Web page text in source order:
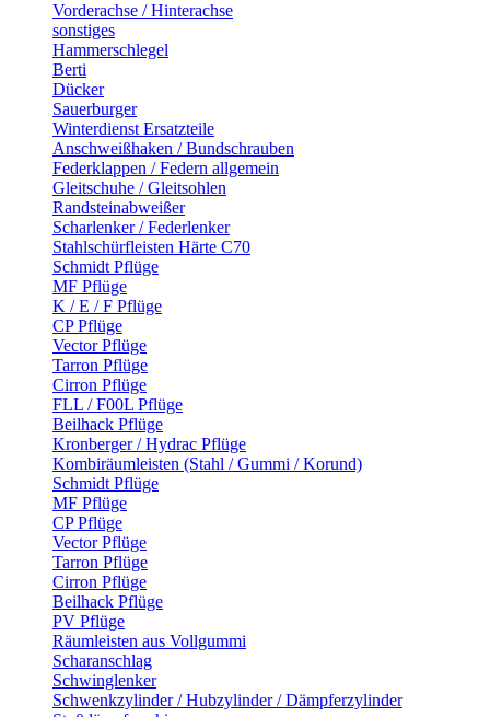
Vorderachse / Hinterachse
sonstiges
Hammerschlegel
Berti
Dücker
Sauerburger
Winterdienst Ersatzteile
Anschweißhaken / Bundschrauben
Federklappen / Federn allgemein
Gleitschuhe / Gleitsohlen
Randsteinabweißer
Scharlenker / Federlenker
Stahlschürfleisten Härte C70
Schmidt Pflüge
MF Pflüge
K / E / F Pflüge
CP Pflüge
Vector Pflüge
Tarron Pflüge
Cirron Pflüge
FLL / F00L Pflüge
Beilhack Pflüge
Kronberger / Hydrac Pflüge
Kombiräumleisten (Stahl / Gummi / Korund)
Schmidt Pflüge
MF Pflüge
CP Pflüge
Vector Pflüge
Tarron Pflüge
Cirron Pflüge
Beilhack Pflüge
PV Pflüge
Räumleisten aus Vollgummi
Scharanschlag
Schwinglenker
Schwenkzylinder / Hubzylinder / Dämpferzylinder